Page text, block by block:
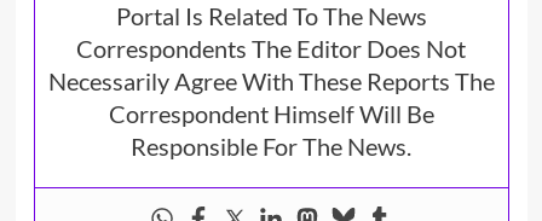
Portal Is Related To The News
Correspondents The Editor Does Not
Necessarily Agree With These Reports The
Correspondent Himself Will Be
Responsible For The News.